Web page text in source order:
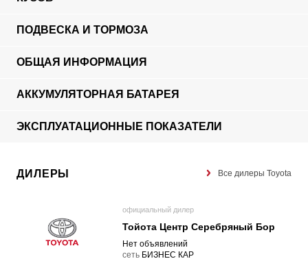
ПОДВЕСКА И ТОРМОЗА
ОБЩАЯ ИНФОРМАЦИЯ
АККУМУЛЯТОРНАЯ БАТАРЕЯ
ЭКСПЛУАТАЦИОННЫЕ ПОКАЗАТЕЛИ
ДИЛЕРЫ Все дилеры Toyota
официальный дилер
Тойота Центр Серебряный Бор
Нет объявлений
cеть БИЗНЕС КАР